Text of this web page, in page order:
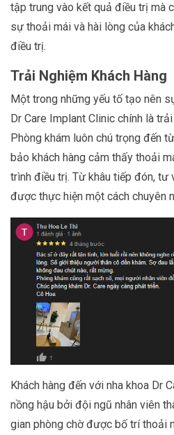
tập trung vào kết quả điều trị mà
sự thoải mái và hài lòng của
điều trị.
Trải Nghiệm Khách Hàng
Một trong những yếu tố tạo nên
Dr Care Implant Clinic chính là
Phòng khám luôn chú trọng đến
bảo khách hàng cảm thấy thoải
trình điều trị. Từ khâu tiếp đón, tư
được thực hiện một cách chuyên
Khách hàng đến với nha khoa Dr
nồng hậu bởi đội ngũ nhân viên
gian phòng chờ được bố trí thoải